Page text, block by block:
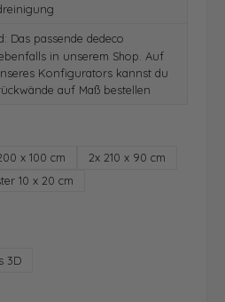
Das passende dedeco
in unserem Shop. Auf
Konfigurators kannst du
auf Maß bestellen
x 100 cm
2x 210 x 90 cm
10 x 20 cm
3D